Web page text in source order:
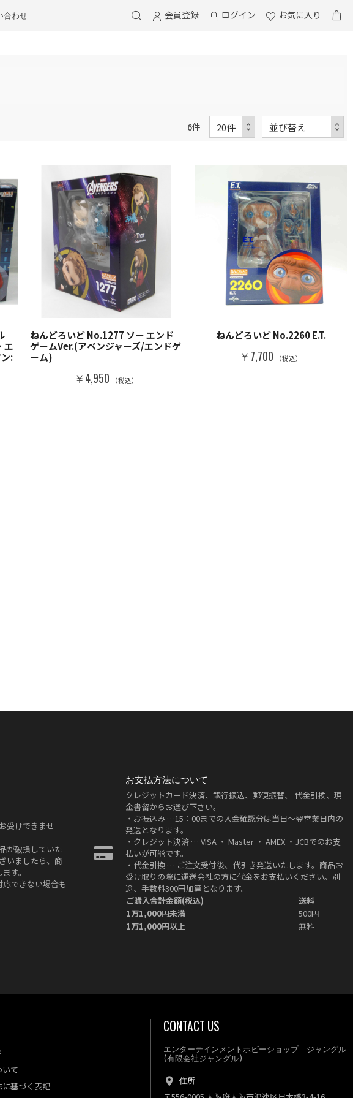
合わせ 会員登録 ログイン お気に入り
6件
エ
:
ねんどろいど No.1277 ソー エンド
ゲームVer.(アベンジャーズ/エンドゲ
ーム)
￥4,950 （税込）
ねんどろいど No.2260 E.T.
￥7,700 （税込）
受けできませ
が破損していた
いましたら、商
す。
できない場合も
お支払方法について
クレジットカード決済、銀行振込、郵便振替、 代金引換、現
金書留からお選び下さい。
・お振込み …15：00までの入金確認分は当日～翌営業日内の
発送となります。
・クレジット決済 … VISA ・ Master ・ AMEX ・JCBでのお支
払いが可能です。
・代金引換 … ご注文受付後、代引き発送いたします。商品お
受け取りの際に運送会社の方に代金をお支払いください。別
途、手数料300円加算となります。
ご購入合計金額(税込)
送料
1万1,000円未満
500円
1万1,000円以上
無料
いて
基づく表記
CONTACT US
エンターテインメントホビーショップ ジャングル
(有限会社ジャングル)
住所